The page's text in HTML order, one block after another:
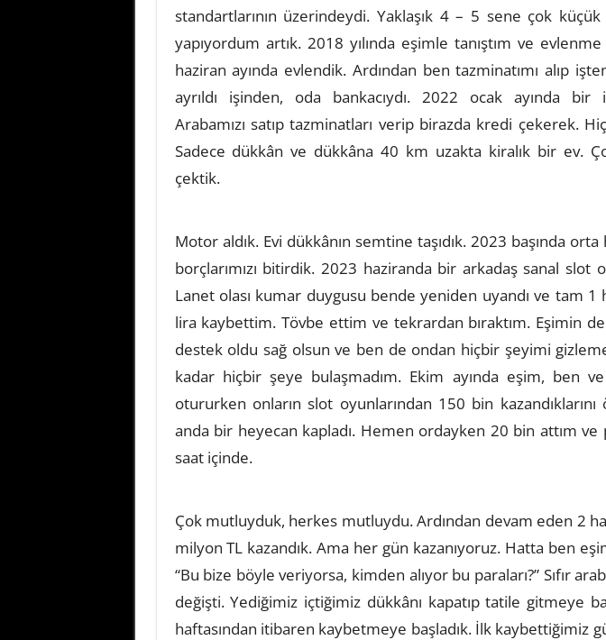
standartlarının üzerindeydi. Yaklaşık 4 – 5 sene çok
yapıyordum artık. 2018 yılında eşimle tanıştım ve evlenme
haziran ayında evlendik. Ardından ben tazminatımı alıp
ayrıldı işinden, oda bankacıydı. 2022 ocak ayında bir
Arabamızı satıp tazminatları verip birazda kredi çekerek.
Sadece dükkân ve dükkâna 40 km uzakta kiralık bir ev.
çektik.
Motor aldık. Evi dükkânın semtine taşıdık. 2023 başında
borçlarımızı bitirdik. 2023 haziranda bir arkadaş sanal slot
Lanet olası kumar duygusu bende yeniden uyandı ve tam
lira kaybettim. Tövbe ettim ve tekrardan bıraktım. Eşimin
destek oldu sağ olsun ve ben de ondan hiçbir şeyimi
kadar hiçbir şeye bulaşmadım. Ekim ayında eşim, ben ve
otururken onların slot oyunlarından 150 bin
anda bir heyecan kapladı. Hemen ordayken 20 bin attım
saat içinde.
Çok mutluyduk, herkes mutluydu. Ardından devam eden 2
milyon TL kazandık. Ama her gün kazanıyoruz. Hatta ben
“Bu bize böyle veriyorsa, kimden alıyor bu paraları?” Sıfır
değişti. Yediğimiz içtiğimiz dükkânı kapatıp tatile gitmeye
haftasından itibaren kaybetmeye başladık. İlk kaybettiğimiz